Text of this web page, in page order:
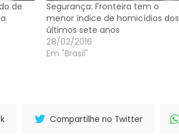
de
Segurança: Fronteira tem o
menor índice de homicídios dos
últimos sete anos
28/02/2016
Em "Brasil"
Compartilhe no Twitter